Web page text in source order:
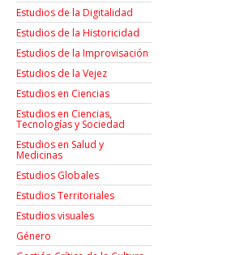
Estudios de la Digitalidad
Estudios de la Historicidad
Estudios de la Improvisación
Estudios de la Vejez
Estudios en Ciencias
Estudios en Ciencias,
Tecnologías y Sociedad
Estudios en Salud y
Medicinas
Estudios Globales
Estudios Territoriales
Estudios visuales
Género